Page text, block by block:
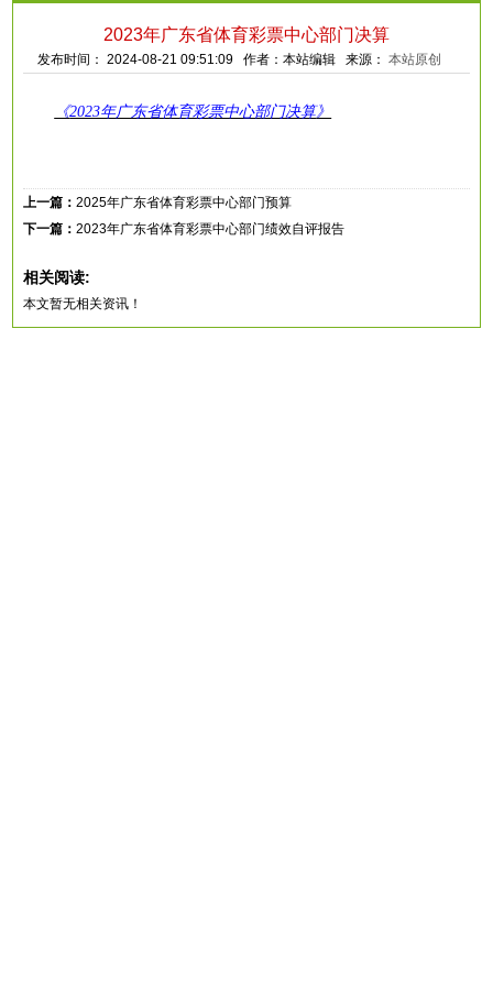
2023年广东省体育彩票中心部门决算
发布时间： 2024-08-21 09:51:09 作者：本站编辑 来源：本站原创
《2023年广东省体育彩票中心部门决算》
上一篇：2025年广东省体育彩票中心部门预算
下一篇：2023年广东省体育彩票中心部门绩效自评报告
相关阅读:
本文暂无相关资讯！